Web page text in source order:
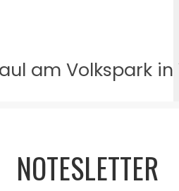
am Volkspark
NOTESLETTER